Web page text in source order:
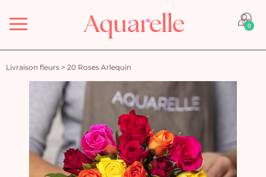
Menu 0
Livraison fleurs > 20 Roses Arlequin